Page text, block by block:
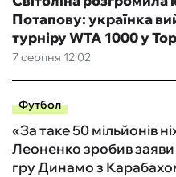
7 серпня 12:02
Потапову: українка
турніру WTA 1000 у
Футбол
«За таке 50 мільйонів
Леоненко зробив
гру Динамо з